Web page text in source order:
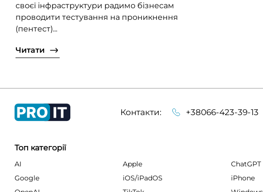
своєї інфраструктури радимо бізнесам
проводити тестування на проникнення
(пентест)...
Читати
Контакти: +38066-423-39-13
Топ категорії
AI Apple ChatGPT
Google
iOS/iPadOS iPhone